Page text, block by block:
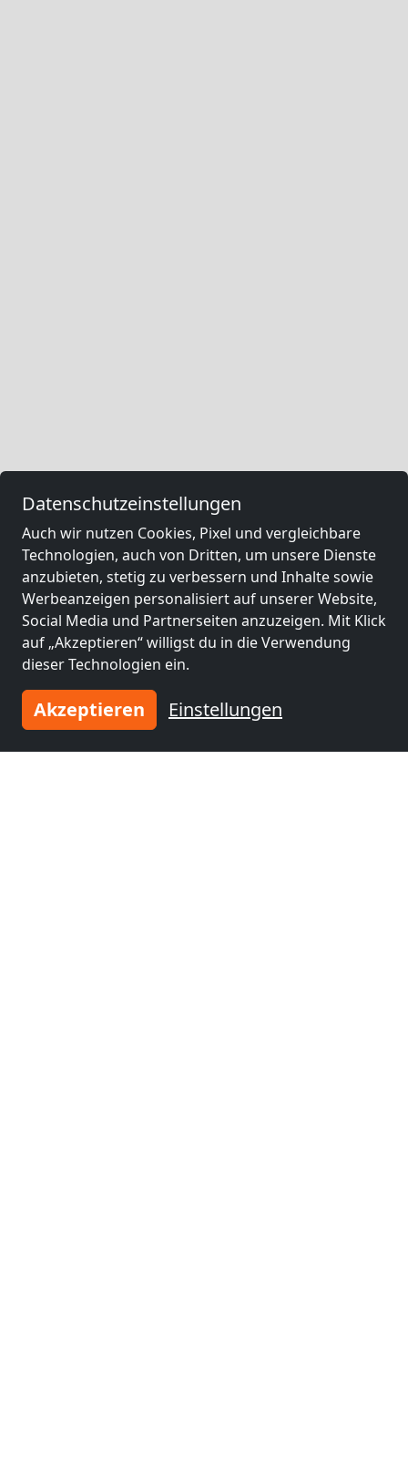
Datenschutzeinstellungen
Auch wir nutzen Cookies, Pixel und vergleichbare
Technologien, auch von Dritten, um unsere Dienste
anzubieten, stetig zu verbessern und Inhalte sowie
Werbeanzeigen personalisiert auf unserer Website,
Social Media und Partnerseiten anzuzeigen. Mit Klick
auf „Akzeptieren“ willigst du in die Verwendung
dieser Technologien ein.
Akzeptieren Einstellungen